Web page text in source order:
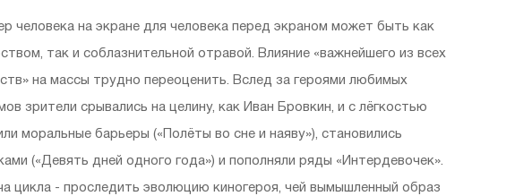
человека на экране для человека перед экраном может быть как
так и соблазнительной отравой. Влияние «важнейшего из всех
на массы трудно переоценить. Вслед за героями любимых
зрители срывались на целину, как Иван Бровкин, и с лёгкостью
моральные барьеры («Полёты во сне и наяву»), становились
(«Девять дней одного года») и пополняли ряды «Интердевочек».
цикла - проследить эволюцию киногероя, чей вымышленный образ